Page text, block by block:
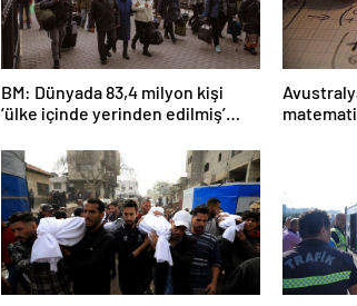
BM: Dünyada 83,4 milyon kişi
‘ülke içinde yerinden edilmiş’